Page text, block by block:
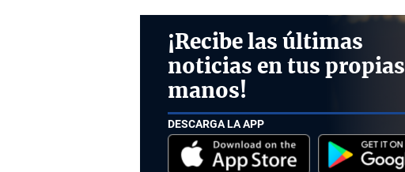
¡Recibe las últimas
noticias en tus propias
manos!
DESCARGA LA APP